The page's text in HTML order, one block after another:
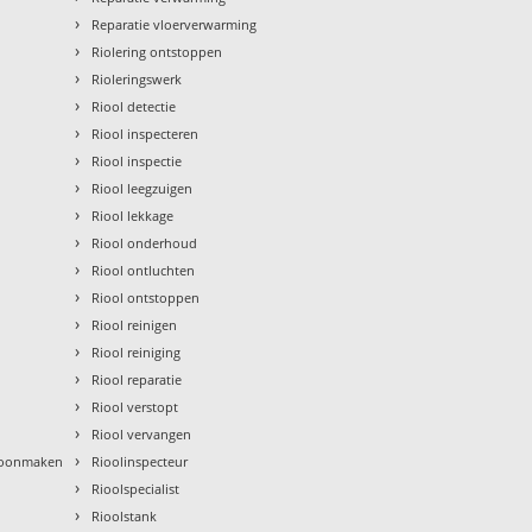
› Reparatie vloerverwarming
› Riolering ontstoppen
› Rioleringswerk
› Riool detectie
› Riool inspecteren
› Riool inspectie
› Riool leegzuigen
› Riool lekkage
› Riool onderhoud
› Riool ontluchten
› Riool ontstoppen
› Riool reinigen
› Riool reiniging
› Riool reparatie
› Riool verstopt
› Riool vervangen
› Rioolinspecteur
› Rioolspecialist
› Rioolstank